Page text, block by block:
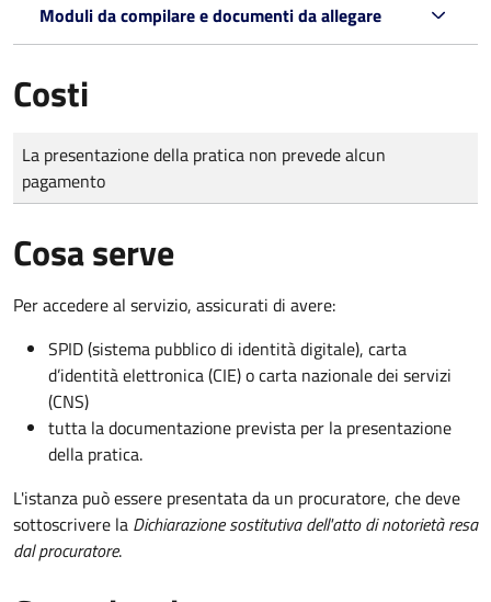
Moduli da compilare e documenti da allegare
Costi
Tipo di pagamento
Importo
La presentazione della pratica non prevede alcun
pagamento
Cosa serve
Per accedere al servizio, assicurati di avere:
SPID (sistema pubblico di identità digitale), carta
d’identità elettronica (CIE) o carta nazionale dei servizi
(CNS)
tutta la documentazione prevista per la presentazione
della pratica.
L'istanza può essere presentata da un procuratore, che deve
sottoscrivere la Dichiarazione sostitutiva dell'atto di notorietà resa
dal procuratore.